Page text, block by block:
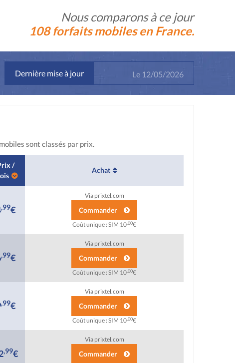
Nous comparons à ce jour
108 forfaits mobiles en France.
Dernière mise à jour Le 12/05/2026
sont classés par prix.
/
Achat
,99€
Via prixtel.com
Commander
Coût unique : SIM 10,00€
,99€
Via prixtel.com
Commander
Coût unique : SIM 10,00€
,99€
Via prixtel.com
Commander
Coût unique : SIM 10,00€
,99€
Via prixtel.com
Commander